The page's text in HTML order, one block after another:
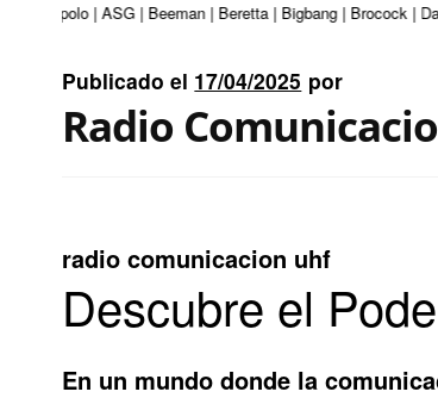
| Apolo | ASG | Beeman | Beretta | Bigbang | Brocock |
Publicado el 17/04/2025 por
Radio
radio comunicacion uhf
Descubre el
En un mundo donde la